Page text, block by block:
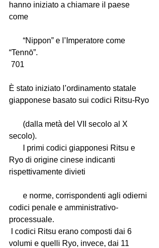
hanno iniziato a chiamare il paese
come
“Tennō”.
701
È stato iniziato l’ordinamento statale
giapponese basato sui codici Ritsu-Ryo
secolo).
Ryo di origine cinese indicanti
rispettivamente divieti
codici penale e amministrativo-
processuale.
volumi e quelli Ryo, invece, dai 11